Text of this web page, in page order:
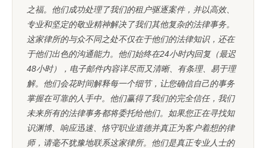
之福。他们成功处理了我们的租户驱逐案件，并以高效、
专业和坚定的敬业精神解决了我们其他复杂的法律事务。
这家律所的与众不同之处不仅在于他们的法律知识，还在
于他们出色的沟通能力。他们始终在24小时内回复（最迟
48小时），电子邮件内容详尽而又清晰、有条理、易于理
解。他们会花时间解释每一个细节，让您确信自己的事务
掌握在可靠的人手中。他们赢得了我们的完全信任，我们
未来所有的法律事务都将委托给他们。如果您正在寻找知
识渊博、响应迅速、恪守职业道德并真正为客户着想的律
师，请毫不犹豫地联系这家律所。他们是真正专业人士的